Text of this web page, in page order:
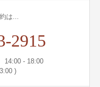
は...
2915
- 18:00
)